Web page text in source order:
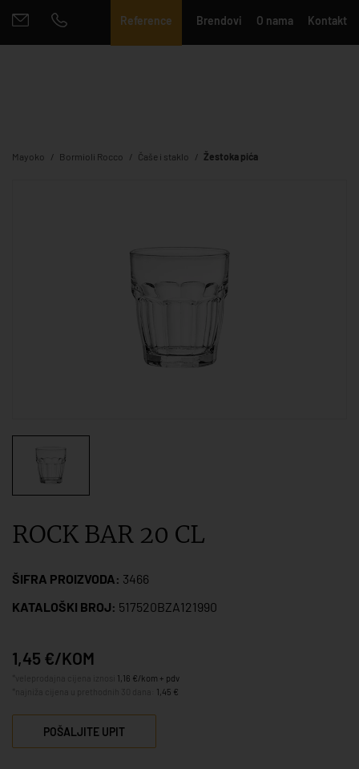
Reference Brendovi O nama Kontakt
Mayoko Bormioli Rocco Čaše i staklo Žestoka pića
ROCK BAR 20 CL
ŠIFRA PROIZVODA: 3466
KATALOŠKI BROJ: 517520BZA121990
1,45 €/KOM
1,16 €/kom + pdv
1,45 €
POŠALJITE UPIT